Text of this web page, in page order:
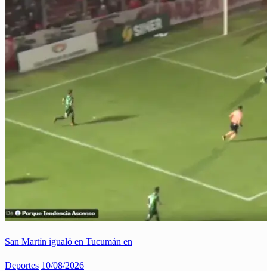
San Martín igualó en Tucumán en
Deportes 10/08/2026